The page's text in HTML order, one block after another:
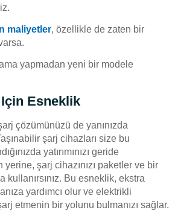
maliyetler, özellikle de zaten bir
yapmadan yeni bir modele
Esneklik
çözümünüzü de yanınızda
şarj cihazları size bu
yatırımınızı geride
yerine, şarj cihazınızı paketler ve bir
kullanırsınız. Bu esneklik, ekstra
yardımcı olur ve elektrikli
etmenin bir yolunu bulmanızı sağlar.